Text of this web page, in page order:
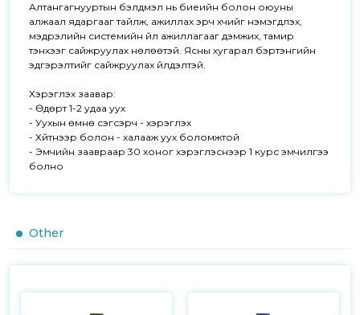
Алтангагнууртын бэлдмэл нь биеийн болон оюуны
алжаал ядаргааг тайлж, ажиллах эрч хүчийг нэмэгдүүлэх,
мэдрэлийн системийн үйл ажиллагааг дэмжих, тамир
тэнхээг сайжруулах нөлөөтэй. Ясны хугарал бэртэнгийн
эдгэрэлтийг сайжруулах үйлдэлтэй.
Хэрэглэх заавар:
- Өдөрт 1-2 удаа уух
- Уухын өмнө сэгсэрч - хэрэглэх
- Хүйтнээр болон - халааж уух боломжтой
- Эмчийн заавраар 30 хоног хэрэглэснээр 1 курс эмчилгээ
болно
Other